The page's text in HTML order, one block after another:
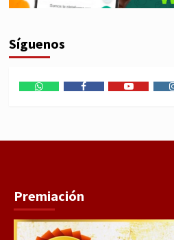
Síguenos
Premiación